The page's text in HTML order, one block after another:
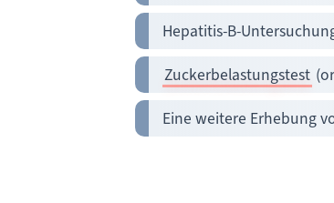
Hepatitis-B-
Zuckerbelastungstest
Eine weitere Erhebung